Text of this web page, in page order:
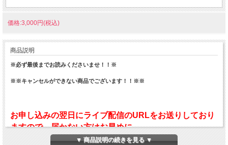
価格:3,000円(税込)
商品説明
※必ず最後までお読みくださいませ！！※
※※キャンセルができない商品でございます！！※※
お申し込みの翌日にライブ配信のURLをお送りしており
ますので、届かない方はお早めに
tips@namikiyoshikazu.comまでご連絡ください。尚、
▼ 商品説明の続きを見る ▼